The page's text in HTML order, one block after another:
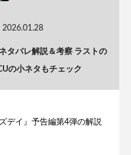
2026.01.28
タバレ解説＆考察 ラストの
の小ネタもチェック
デイ』予告編第4弾の解説